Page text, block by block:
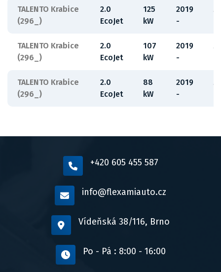
TALENTO Krabice
(296_)
2.0
EcoJet
125
kW
2019
-
TALENTO Krabice
(296_)
2.0
EcoJet
107
kW
2019
-
TALENTO Krabice
(296_)
2.0
EcoJet
88
kW
2019
-
+420 605 455 587
info@flexamiauto.cz
Vídeňská 38/116, Brno
Po - Pá : 8:00 - 16:00